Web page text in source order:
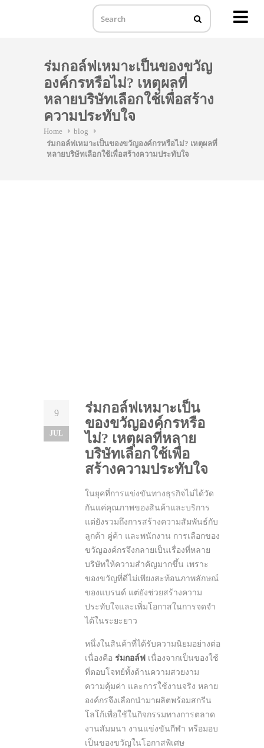
ร่มกอล์ฟเหมาะเป็นของขวัญ
องค์กรหรือไม่? เหตุผลที่
หลายบริษัทเลือกใช้เพื่อสร้าง
ความประทับใจ
Home
blog
ร่มกอล์ฟเหมาะเป็นของขวัญองค์กรหรือไม่? เหตุผลที่
หลายบริษัทเลือกใช้เพื่อสร้างความประทับใจ
9
JUL
ร่มกอล์ฟเหมาะเป็น
ของขวัญองค์กรหรือ
ไม่? เหตุผลที่หลาย
บริษัทเลือกใช้เพื่อ
สร้างความประทับใจ
ในยุคที่การแข่งขันทางธุรกิจไม่ได้วัด
กันแค่คุณภาพของสินค้าและบริการ
แต่ยังรวมถึงการสร้างความสัมพันธ์กับ
ลูกค้า คู่ค้า และพนักงาน การเลือกของ
ขวัญองค์กรจึงกลายเป็นเรื่องที่หลาย
บริษัทให้ความสำคัญมากขึ้น เพราะ
ของขวัญที่ดีไม่เพียงสะท้อนภาพลักษณ์
ของแบรนด์ แต่ยังช่วยสร้างความ
ประทับใจและเพิ่มโอกาสในการจดจำ
ได้ในระยะยาว
หนึ่งในสินค้าที่ได้รับความนิยมอย่างต่อ
เนื่องคือ ร่มกอล์ฟ เนื่องจากเป็นของใช้
ที่ตอบโจทย์ทั้งด้านความสวยงาม
ความคุ้มค่า และการใช้งานจริง หลาย
องค์กรจึงเลือกนำมาผลิตพร้อมสกรีน
โลโก้เพื่อใช้ในกิจกรรมทางการตลาด
งานสัมมนา งานแข่งขันกีฬา หรือมอบ
เป็นของขวัญในโอกาสพิเศษ